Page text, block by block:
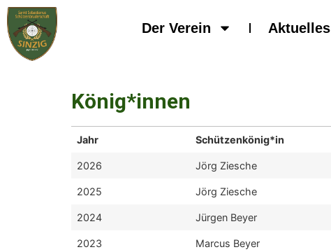
Der Verein Aktuelles
König*innen
Jahr Schützenkönig*in
2026 Jörg Ziesche
2025 Jörg Ziesche
2024 Jürgen Beyer
2023 Marcus Beyer